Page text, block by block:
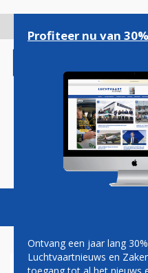
gaan
Magazine
Profiteer nu van
Ontvang een jaar lang
Luchtvaartnieuws en